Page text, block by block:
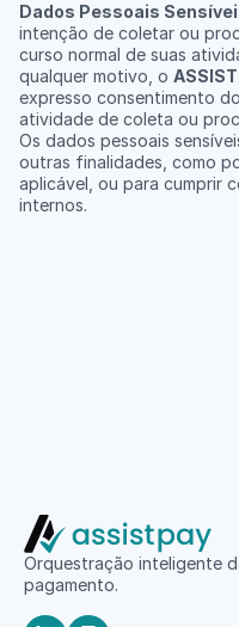
Dados Pessoais
intenção de coletar ou
curso normal de suas
qualquer motivo, o
expresso consentimento
atividade de coleta ou
Os dados pessoais
outras finalidades, como
aplicável, ou para cumprir
internos.
Orquestração inteligente
pagamento.